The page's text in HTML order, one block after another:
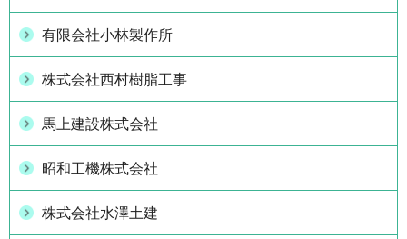
有限会社小林製作所
株式会社西村樹脂工事
馬上建設株式会社
昭和工機株式会社
株式会社水澤土建